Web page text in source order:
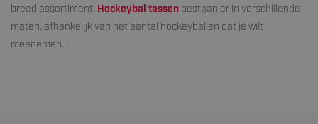
breed assortiment. Hockeybal tassen bestaan er in verschillende
maten, afhankelijk van het aantal hockeyballen dat je wilt
meenemen.